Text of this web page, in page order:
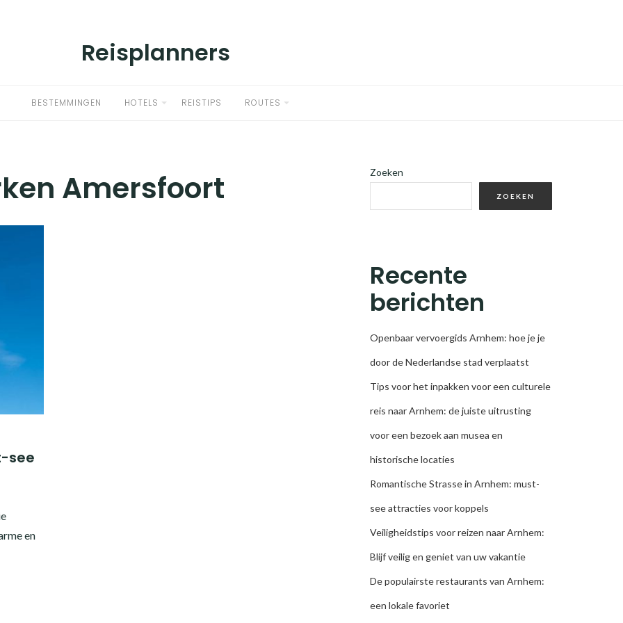
Reisplanners
BESTEMMINGEN HOTELS REISTIPS ROUTES
Amersfoort
see
en
Zoeken
ZOEKEN
Recente
berichten
Openbaar vervoergids Arnhem: hoe je je
door de Nederlandse stad verplaatst
Tips voor het inpakken voor een culturele
reis naar Arnhem: de juiste uitrusting
voor een bezoek aan musea en
historische locaties
Romantische Strasse in Arnhem: must-
see attracties voor koppels
Veiligheidstips voor reizen naar Arnhem:
Blijf veilig en geniet van uw vakantie
De populairste restaurants van Arnhem:
een lokale favoriet